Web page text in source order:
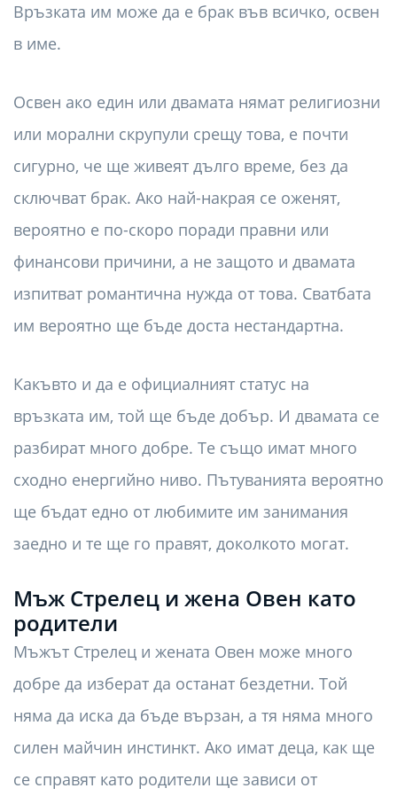
Връзката им може да е брак във всичко, освен
в име.
Освен ако един или двамата нямат религиозни
или морални скрупули срещу това, е почти
сигурно, че ще живеят дълго време, без да
сключват брак. Ако най-накрая се оженят,
вероятно е по-скоро поради правни или
финансови причини, а не защото и двамата
изпитват романтична нужда от това. Сватбата
им вероятно ще бъде доста нестандартна.
Какъвто и да е официалният статус на
връзката им, той ще бъде добър. И двамата се
разбират много добре. Те също имат много
сходно енергийно ниво. Пътуванията вероятно
ще бъдат едно от любимите им занимания
заедно и те ще го правят, доколкото могат.
Мъж Стрелец и жена Овен като
родители
Мъжът Стрелец и жената Овен може много
добре да изберат да останат бездетни. Той
няма да иска да бъде вързан, а тя няма много
силен майчин инстинкт. Ако имат деца, как ще
се справят като родители ще зависи от